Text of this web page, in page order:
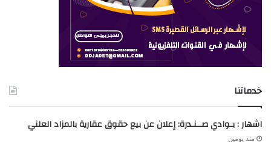
خدماتنا
اشهار : بـوادي صــنـدرة: إعلان عن بيع حقوق عقارية بالمزاد العلني
منذ يومين